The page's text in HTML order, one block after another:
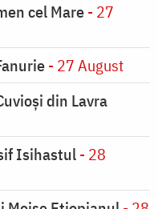
cel Mare- 27
- 27 August
din Lavra
Isihastul- 28